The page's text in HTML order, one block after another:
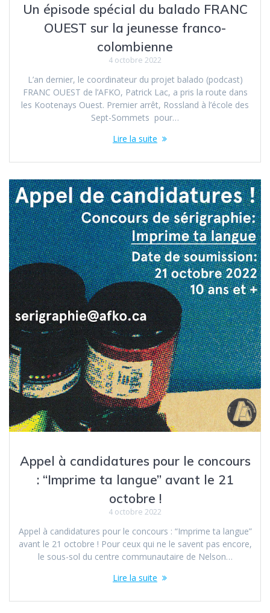
Un épisode spécial du balado FRANC
OUEST sur la jeunesse franco-
colombienne
4 octobre 2022
L’an dernier, le coordinateur du projet balado (podcast)
FRANC OUEST de l’AFKO, Patrick Lac, a pris la route dans
les Kootenays Ouest. Premier arrêt, Rossland à l’école des
Sept-Sommets pour…
Lire la suite
Appel à candidatures pour le concours
: “Imprime ta langue” avant le 21
octobre !
4 octobre 2022
Appel à candidatures pour le concours : “Imprime ta langue”
avant le 21 octobre ! Pour ceux qui ne le savent pas encore,
le sous-sol du centre communautaire de Nelson…
Lire la suite